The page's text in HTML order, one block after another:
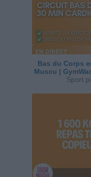
Bas du Corps
Muscu |
Sport